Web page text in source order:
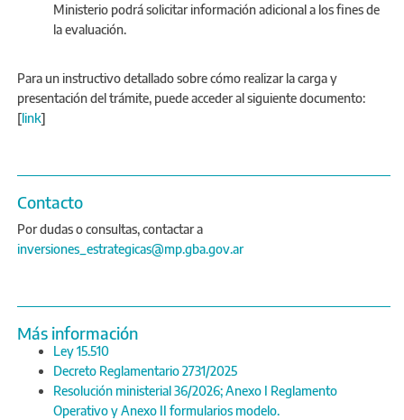
Ministerio podrá solicitar información adicional a los fines de
la evaluación.
Para un instructivo detallado sobre cómo realizar la carga y
presentación del trámite, puede acceder al siguiente documento:
[link]
Contacto
Por dudas o consultas, contactar a
inversiones_estrategicas@mp.gba.gov.ar
Más información
Ley 15.510
Decreto Reglamentario 2731/2025
Resolución ministerial 36/2026; Anexo I Reglamento
Operativo y Anexo II formularios modelo.